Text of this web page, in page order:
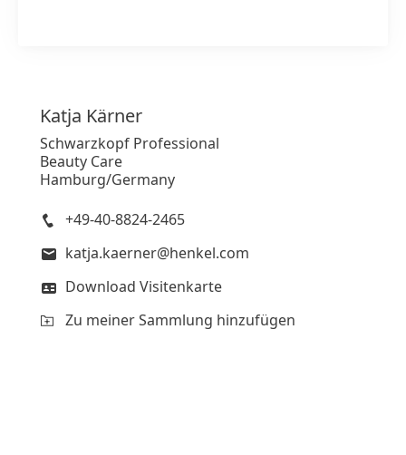
print
web
Katja Kärner
Schwarzkopf Professional
Beauty Care
Hamburg/Germany
+49-40-8824-2465
katja.kaerner@henkel.com
Download Visitenkarte
Zu meiner Sammlung hinzufügen